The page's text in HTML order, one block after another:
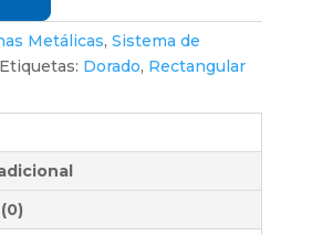
Metálicas, Sistema de
Etiquetas: Dorado, Rectangular